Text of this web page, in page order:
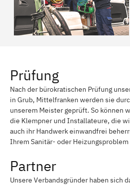
Prüfung
Nach der bürokratischen Prüfung
in Grub, Mittelfranken werden sie
unserem Meister geprüft. So können
die Klempner und Installateure, die
auch ihr Handwerk einwandfrei
Ihrem Sanitär- oder
Partner
Unsere Verbandsgründer haben sich